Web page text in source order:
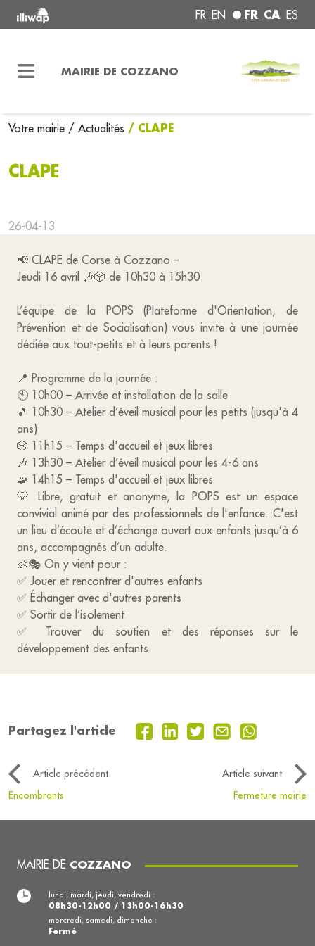
FR EN FR_CA ES
MAIRIE DE COZZANO
Votre mairie / Actualités / CLAPE
CLAPE
26-04-13
📢 CLAPE de Corse à Cozzano –
Jeudi 16 avril 🎶🎲 de 10h30 à 15h30
L’équipe de la POPS (Plateforme d'Orientation, de
Prévention et de Socialisation) vous invite à une journée
dédiée aux tout-petits et à leurs parents !
📍 Programme de la journée :
🕙 10h00 – Arrivée et installation de la salle
🎵 10h30 – Atelier d’éveil musical pour les petits (jusqu'à 4
ans)
🎲 11h15 – Temps d'accueil et jeux libres
🎶 13h30 – Atelier d’éveil musical pour les 4-6 ans
🧩 14h15 – Temps d'accueil et jeux libres
💡 Libre, gratuit et anonyme, la POPS est un espace
convivial animé par des professionnels de l'enfance. C'est
un lieu d’écoute et d’échange ouvert aux enfants jusqu’à 6
ans, accompagnés d’un adulte.
👶🎭 On y vient pour :
✅ Jouer et rencontrer d'autres enfants
✅ Échanger avec d'autres parents
✅ Sortir de l’isolement
✅ Trouver du soutien et des réponses sur le
développement des enfants
Partagez l'article
Article précédent
Article suivant
Encombrants
Fermeture mairie
MAIRIE DE COZZANO
lundi, mardi, jeudi, vendredi :
08h30-12h00 / 13h00-16h30
mercredi, samedi, dimanche :
Fermé